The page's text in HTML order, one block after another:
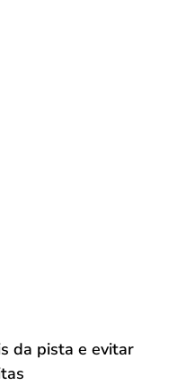
da pista e evitar